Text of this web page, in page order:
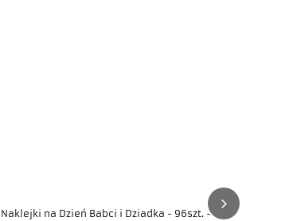
Naklejki